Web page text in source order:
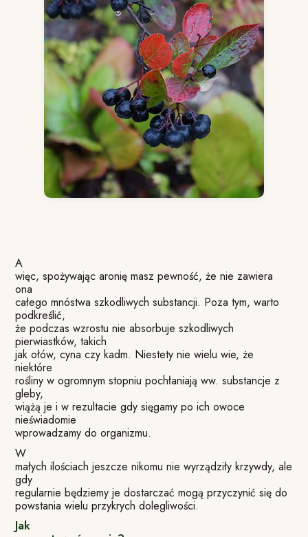
A
więc, spożywając aronię masz pewność, że nie zawiera
ona
całego mnóstwa szkodliwych substancji. Poza tym, warto
podkreślić,
że podczas wzrostu nie absorbuje szkodliwych
pierwiastków, takich
jak ołów, cyna czy kadm. Niestety nie wielu wie, że
niektóre
rośliny w ogromnym stopniu pochłaniają ww. substancje z
gleby,
wiążą je i w rezultacie gdy sięgamy po ich owoce
nieświadomie
wprowadzamy do organizmu.
W
małych ilościach jeszcze nikomu nie wyrządziły krzywdy, ale
gdy
regularnie będziemy je dostarczać mogą przyczynić się do
powstania wielu przykrych dolegliwości.
Jak